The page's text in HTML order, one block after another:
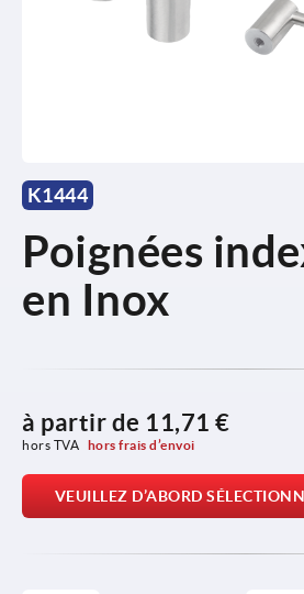
K1444
Poignées
en Inox
à partir de 11,71 €
hors TVA hors frais d’envoi
VEUILLEZ D’ABORD